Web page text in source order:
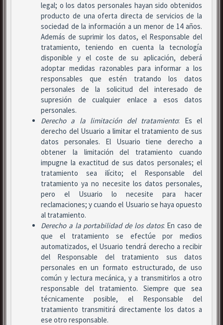
legal; o los datos personales hayan sido obtenidos
producto de una oferta directa de servicios de la
sociedad de la información a un menor de 14 años.
Además de suprimir los datos, el Responsable del
tratamiento, teniendo en cuenta la tecnología
disponible y el coste de su aplicación, deberá
adoptar medidas razonables para informar a los
responsables que estén tratando los datos
personales de la solicitud del interesado de
supresión de cualquier enlace a esos datos
personales.
Derecho a la limitación del tratamiento: Es el
derecho del Usuario a limitar el tratamiento de sus
datos personales. El Usuario tiene derecho a
obtener la limitación del tratamiento cuando
impugne la exactitud de sus datos personales; el
tratamiento sea ilícito; el Responsable del
tratamiento ya no necesite los datos personales,
pero el Usuario lo necesite para hacer
reclamaciones; y cuando el Usuario se haya opuesto
al tratamiento.
Derecho a la portabilidad de los datos: En caso de
que el tratamiento se efectúe por medios
automatizados, el Usuario tendrá derecho a recibir
del Responsable del tratamiento sus datos
personales en un formato estructurado, de uso
común y lectura mecánica, y a transmitirlos a otro
responsable del tratamiento. Siempre que sea
técnicamente posible, el Responsable del
tratamiento transmitirá directamente los datos a
ese otro responsable.